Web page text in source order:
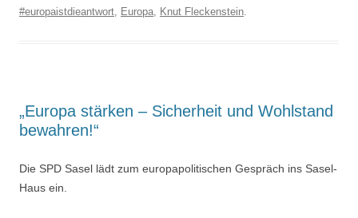
#europaistdieantwort, Europa, Knut Fleckenstein.
„Europa stärken – Sicherheit und Wohlstand
bewahren!“
Die SPD Sasel lädt zum europapolitischen Gespräch ins Sasel-
Haus ein.